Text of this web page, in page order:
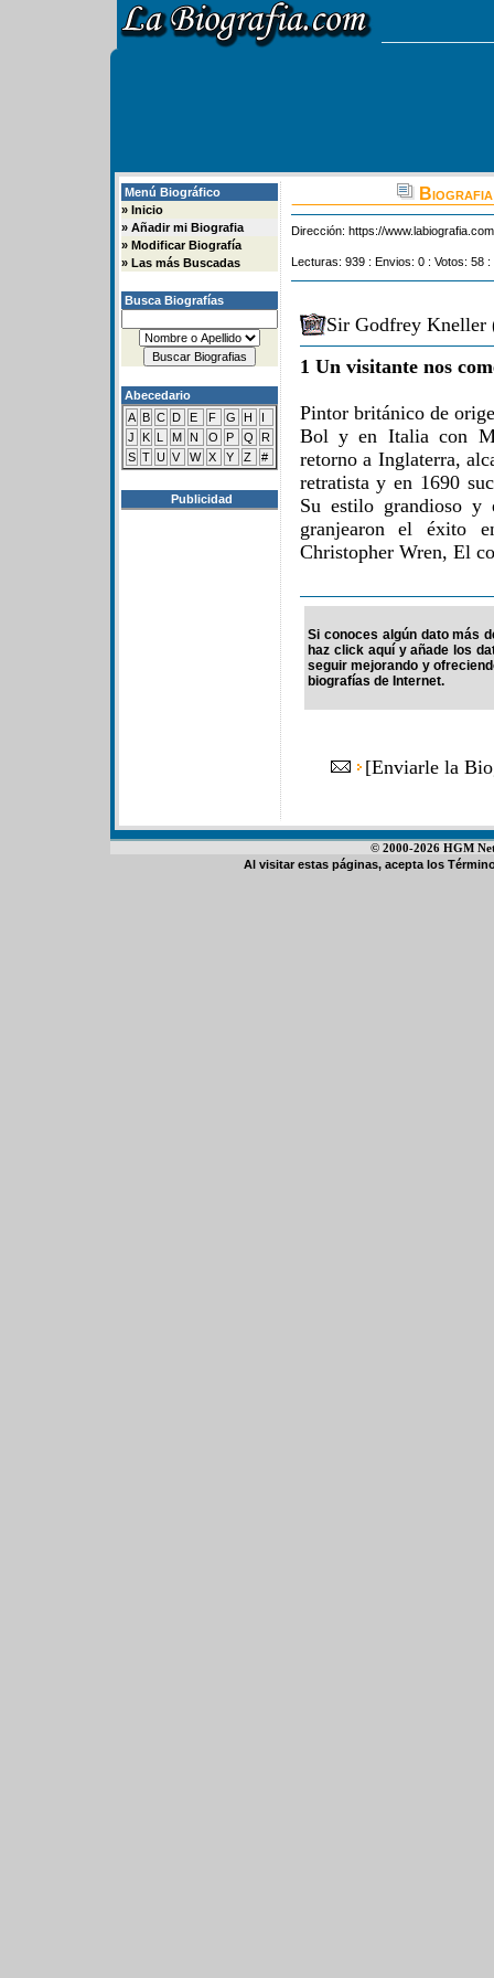
Menú Biográfico
» Inicio
» Añadir mi Biografia
» Modificar Biografía
» Las más Buscadas
Busca Biografías
Abecedario
A B C D E F G H
I
J
K L M N O P Q
R
S T U V W X Y Z #
Publicidad
Dirección: https://
Lecturas: 939 : Envios: 0 : Votos: 58
Sir Godfrey Kneller
1 Un visitante nos
Pintor británico de
Bol y en Italia con
retorno a Inglaterra,
retratista y en 1690
Su estilo grandioso y
granjearon el éxito
Christopher Wren, El
Si conoces algún dato más
haz click aquí y añade los
seguir mejorando y
biografías de Internet.
[Enviarle la
© 2000-2026 HGM
Al visitar estas páginas, acepta los